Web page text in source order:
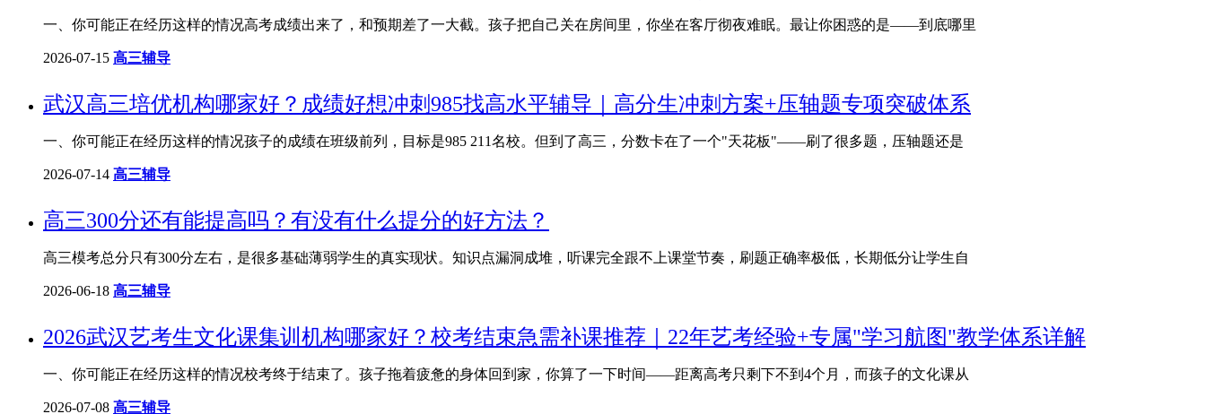
一、你可能正在经历这样的情况高考成绩出来了，和预期差了一大截。孩子把自己关在房间里，你坐在客厅彻夜难眠。最让你困惑的是——到底哪里
2026-07-15 高三辅导
武汉高三培优机构哪家好？成绩好想冲刺985找高水平辅导｜高分生冲刺方案+压轴题专项突破体系
一、你可能正在经历这样的情况孩子的成绩在班级前列，目标是985 211名校。但到了高三，分数卡在了一个"天花板"——刷了很多题，压轴题还是
2026-07-14 高三辅导
高三300分还有能提高吗？有没有什么提分的好方法？
高三模考总分只有300分左右，是很多基础薄弱学生的真实现状。知识点漏洞成堆，听课完全跟不上课堂节奏，刷题正确率极低，长期低分让学生自
2026-06-18 高三辅导
2026武汉艺考生文化课集训机构哪家好？校考结束急需补课推荐｜22年艺考经验+专属"学习航图"教学体系详解
一、你可能正在经历这样的情况校考终于结束了。孩子拖着疲惫的身体回到家，你算了一下时间——距离高考只剩下不到4个月，而孩子的文化课从
2026-07-08 高三辅导